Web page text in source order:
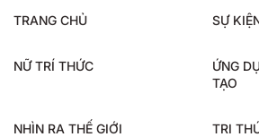
TRANG CHỦ SỰ
NỮ TRÍ THỨC
ỨNG
TẠO
NHÌN RA THẾ GIỚI TRI